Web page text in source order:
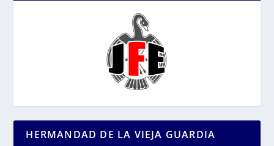
HERMANDAD DE LA VIEJA GUARDIA